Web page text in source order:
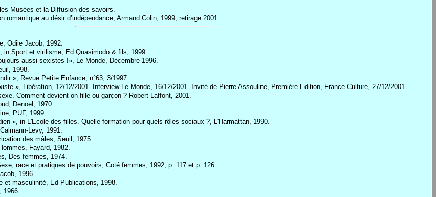
Musées et la Diffusion des savoirs.
au désir d’indépendance, Armand Colin, 1999, retirage 2001.
Odile Jacob, 1992.
Sport et virilisme, Ed Quasimodo & fils, 1999.
aussi sexistes !», Le Monde, Décembre 1996.
1998.
», Revue Petite Enfance, n°63, 3/1997.
», Libération, 12/12/2001. Interview Le Monde, 16/12/2001. Invité de Pierre Assouline, Première Edition, France Culture, 27/12/2001.
Comment devient-on fille ou garçon ? Robert Laffont, 2001.
Denoel, 1970.
PUF, 1999.
», in L'Ecole des filles. Quelle formation pour quels rôles sociaux ?, L'Harmattan, 1990.
Levy, 1991.
des mâles, Seuil, 1975.
Fayard, 1982.
Des femmes, 1974.
race et pratiques de pouvoirs, Coté femmes, 1992, p. 117 et p. 126.
1996.
et masculinité, Ed Publications, 1998.
1966.